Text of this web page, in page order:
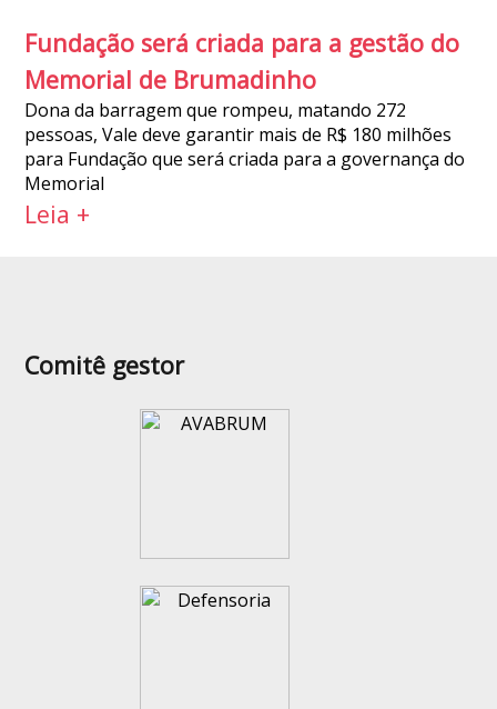
Fundação será criada para a gestão do
Memorial de Brumadinho
Dona da barragem que rompeu, matando 272
pessoas, Vale deve garantir mais de R$ 180 milhões
para Fundação que será criada para a governança do
Memorial
Leia +
Comitê gestor